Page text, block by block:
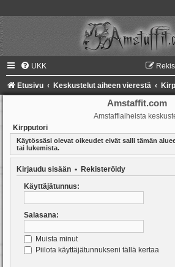
UKK
Etusivu Keskustelut aiheen vierestä
Amstaffit.com
Amstaffiaiheista
Kirpputori
Käytössäsi olevat oikeudet eivät salli tämän
tai lukemista.
Kirjaudu sisään • Rekisteröidy
Käyttäjätunnus:
Salasana:
Muista minut
Piilota käyttäjätunnukseni tällä kertaa